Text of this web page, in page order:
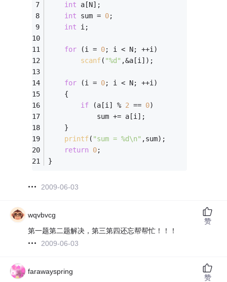
int a[N];
int sum = 0;
int i;
for (i = 0; i < N; ++i)
scanf( "%d" ,&a[i]);
for (i = 0; i < N; ++i)
	{
if (a[i] % 2 == 0)
			sum += a[i];
	}
printf( "sum = %d\n" ,sum);
return 0;
}
2009-06-03
wqvbvcg
第一题第二题解决，第三第四还忘帮帮忙！！！
2009-06-03
赞
farawayspring
赞